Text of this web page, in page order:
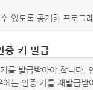
있도록 공개한 프로그
증 키 발급
를 발급받아야 합니다
는 인증 키를 재발급받